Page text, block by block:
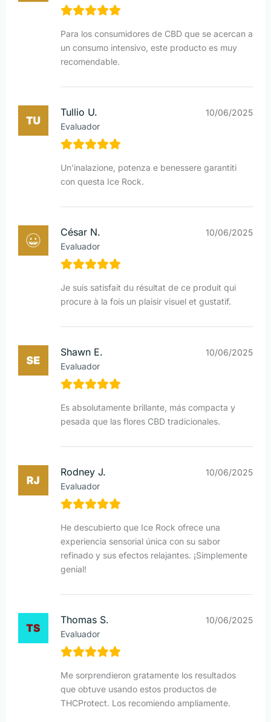
Para los consumidores de CBD que se acercan a
un consumo intensivo, este producto es muy
recomendable.
Tullio U.
Evaluador
10/06/2025
Un'inalazione, potenza e benessere garantiti
con questa Ice Rock.
César N.
Evaluador
10/06/2025
Je suis satisfait du résultat de ce produit qui
procure à la fois un plaisir visuel et gustatif.
Shawn E.
Evaluador
10/06/2025
Es absolutamente brillante, más compacta y
pesada que las flores CBD tradicionales.
Rodney J.
Evaluador
10/06/2025
He descubierto que Ice Rock ofrece una
experiencia sensorial única con su sabor
refinado y sus efectos relajantes. ¡Simplemente
genial!
Thomas S.
Evaluador
10/06/2025
Me sorprendieron gratamente los resultados
que obtuve usando estos productos de
THCProtect. Los recomiendo ampliamente.